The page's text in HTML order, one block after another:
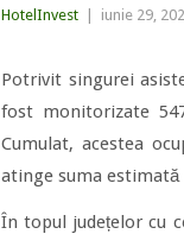
HotelInvest iunie 29,
Potrivit singurei
fost monitorizate
Cumulat, acestea
atinge suma estimată
În topul județelor cu